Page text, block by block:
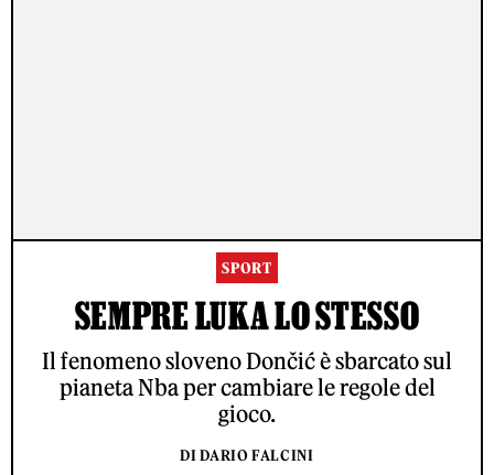
SPORT
SEMPRE LUKA LO STESSO
Il fenomeno sloveno Dončić è sbarcato sul
pianeta Nba per cambiare le regole del
gioco.
DI DARIO FALCINI